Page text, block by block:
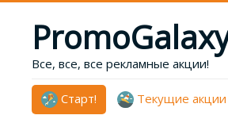
Все, все, все рекламные акции!
Старт! Текущие акции